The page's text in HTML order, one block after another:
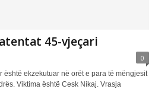
45-vjeçari
0
është ekzekutuar në orët e para të mëngjesit
Viktima është Cesk Nikaj. Vrasja